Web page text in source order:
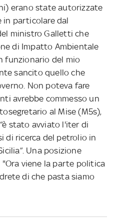
erano state autorizzate
in particolare dal
ministro Galletti che
di Impatto Ambientale
funzionario del mio
sancito quello che
Non poteva fare
avrebbe commesso un
al Mise (M5s),
stato avviato l'iter di
di ricerca del petrolio in
Una posizione
viene la parte politica
di che pasta siamo